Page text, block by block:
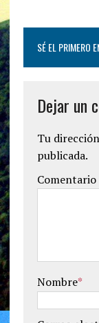
SÉ EL PRIMERO
Dejar un
Tu
publicada.
Comentario
Nombre*